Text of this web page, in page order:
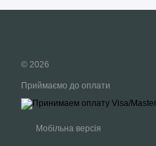
© 2026
Приймаємо до оплати
Мобільна версія